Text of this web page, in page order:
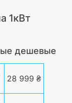
1кВт
дешевые
28 999 ₴